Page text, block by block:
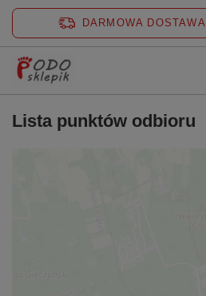
DARMOWA DOSTAWA
Lista punktów odbioru